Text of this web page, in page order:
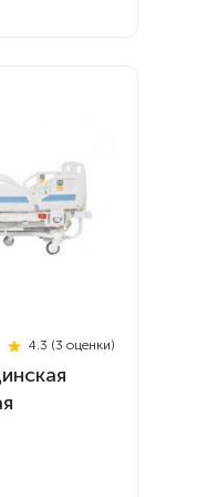
4.3 (3 оценки)